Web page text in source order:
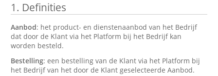
1. Definities
Aanbod: het product- en dienstenaanbod van het Bedrijf
dat door de Klant via het Platform bij het Bedrijf kan
worden besteld.
Bestelling: een bestelling van de Klant via het Platform bij
het Bedrijf van het door de Klant geselecteerde Aanbod.